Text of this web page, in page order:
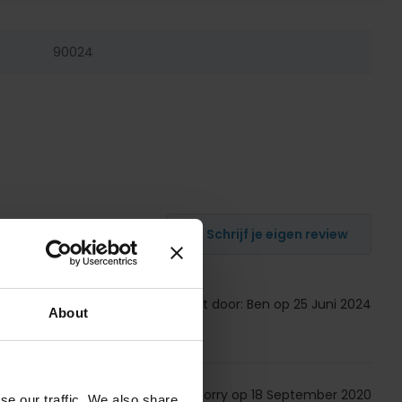
About
90024
Schrijf je eigen review
Gepost door: Ben op 25 Juni 2024
Gepost door: Corry op 18 September 2020